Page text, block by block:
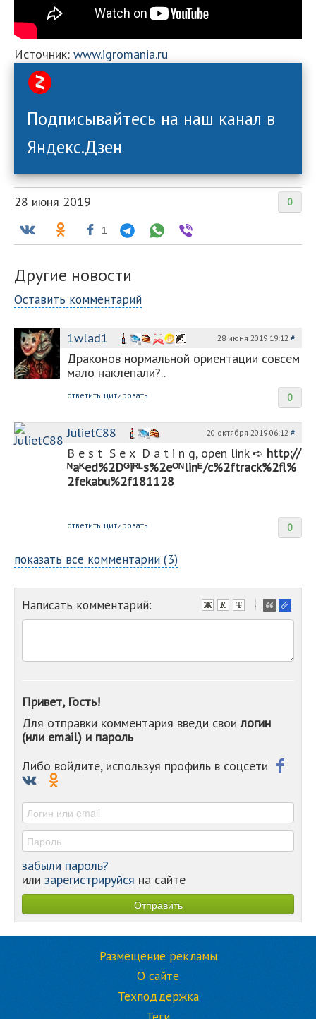
Источник: www.igromania.ru
Подписывайтесь на наш канал в
Яндекс.Дзен
0
28 июня 2019
1
Другие новости
Оставить комментарий
1wlad1 28 июня 2019 19:12 #
Драконов нормальной ориентации совсем
мало наклепали?..
0
ответить цитировать
JulietC88 20 октября 2019 06:12 #
B︀ ︀e︀ ︀s︀ ︀t︀ ︀ ︀S︀ ︀e︀ ︀x︀ ︀ ︀D︀ ︀a︀ ︀t︀ ︀i︀ ︀n︀ ︀g︀,︀ ︀o︀p︀e︀n︀ ︀l︀i︀n︀k︀ ︀➪︀ http://
ᴺ︀a︀ᴷ︀e︀d︀%2D︀ᴳ︀i︀ᴿ︀ᴸ︀s︀%2e︀ᴼ︀ᴺ︀l︀i︀n︀ᴱ/c%2ftrack%2fl%
2f︀ekabu%2f︀181128
0
ответить цитировать
показать все комментарии (3)
Написать комментарий:
-
-
-
-
-
Привет, Гость!
Для отправки комментария введи своилогин
(или email) и пароль
Либо войдите, используя профиль в соцсети
забыли пароль?
или зарегистрируйся на сайте
Размещение рекламы
О сайте
Техподдержка